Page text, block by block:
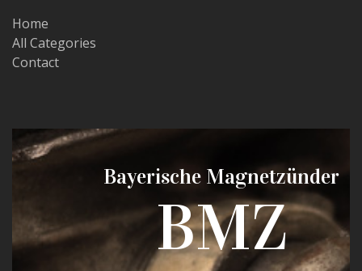
Home
All Categories
Contact
Bayerische Magnetzünder
BMZ